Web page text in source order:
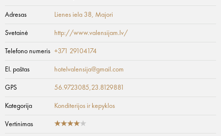
Adresas Lienes iela 38, Majori
Svetainė http://www.valensijam.lv/
Telefono numeris +371 29104174
El. paštas hotelvalensija@gmail.com
GPS 56.9723085,23.8129881
Kategorija Konditerijos ir kepyklos
Vertinimas